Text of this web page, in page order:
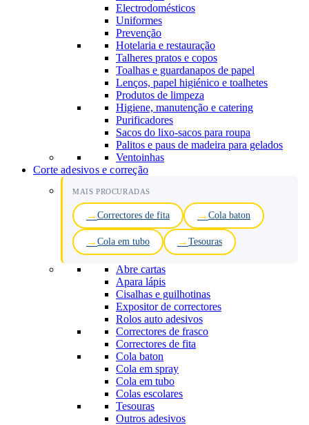
Electrodomésticos
Uniformes
Prevenção
Hotelaria e restauração
Talheres pratos e copos
Toalhas e guardanapos de papel
Lenços, papel higiénico e toalhetes
Produtos de limpeza
Higiene, manutenção e catering
Purificadores
Sacos do lixo-sacos para roupa
Palitos e paus de madeira para gelados
Ventoinhas
Corte adesivos e correção
MAIS PROCURADAS
Correctores de fita Cola baton
Cola em tubo Tesouras
Abre cartas
Apara lápis
Cisalhas e guilhotinas
Expositor de correctores
Rolos auto adesivos
Correctores de frasco
Correctores de fita
Cola baton
Cola em spray
Cola em tubo
Colas escolares
Tesouras
Outros adesivos